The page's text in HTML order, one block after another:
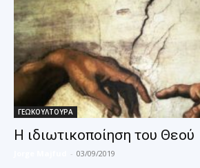
ΓΕΩΚΟΥΛΤΟΥΡΑ
Η ιδιωτικοποίηση του Θεού
- 03/09/2019